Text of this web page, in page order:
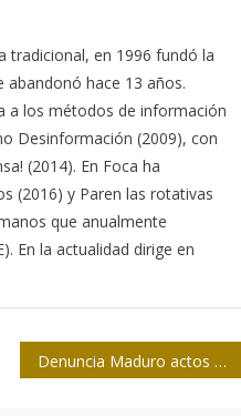
tradicional, en 1996 fundó la
abandonó hace 13 años.
a los métodos de información
Desinformación (2009), con
(2014). En Foca ha
(2016) y Paren las rotativas
que anualmente
En la actualidad dirige en
Denuncia Maduro actos violentos en Venezuela como parte del intento de golpe de Estado